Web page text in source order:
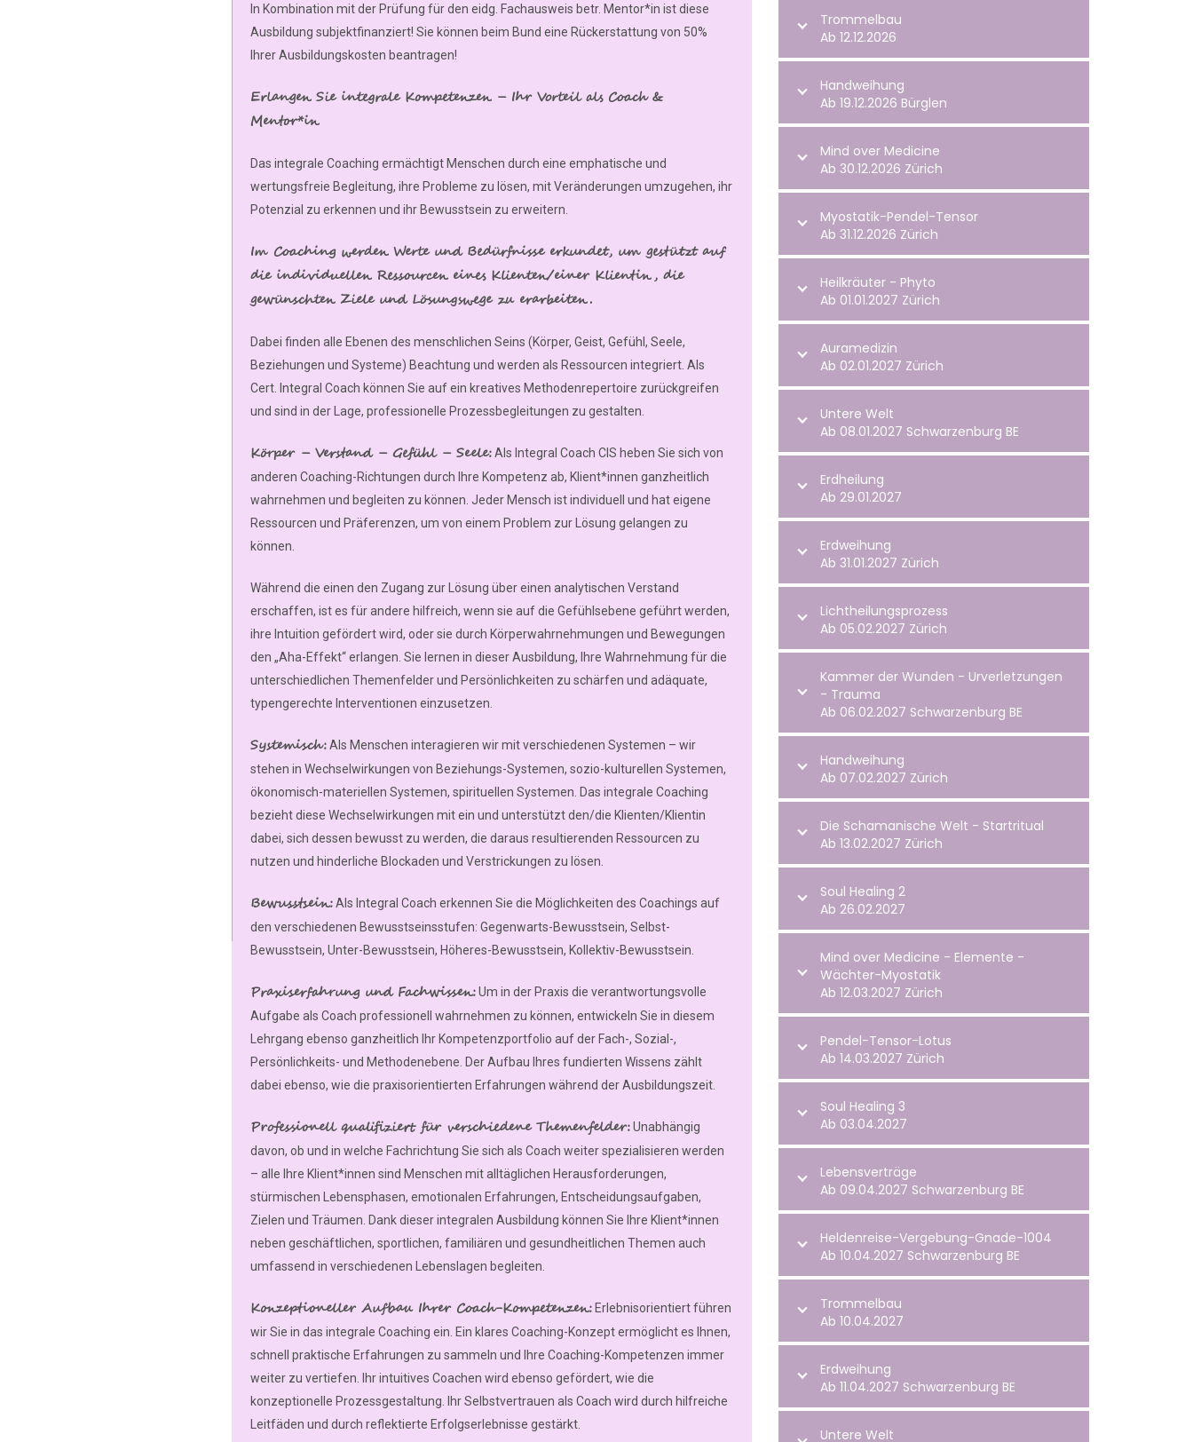
In Kombination mit der Prüfung für den eidg. Fachausweis betr. Mentor*in ist diese
Ausbildung subjektfinanziert! Sie können beim Bund eine Rückerstattung von 50%
Ihrer Ausbildungskosten beantragen!
Erlangen Sie integrale Kompetenzen – Ihr Vorteil als Coach &
Mentor*in
Das integrale Coaching ermächtigt Menschen durch eine emphatische und
wertungsfreie Begleitung, ihre Probleme zu lösen, mit Veränderungen umzugehen, ihr
Potenzial zu erkennen und ihr Bewusstsein zu erweitern.
Im Coaching werden Werte und Bedürfnisse erkundet, um gestützt auf
die individuellen Ressourcen eines Klienten/einer Klientin, die
gewünschten Ziele und Lösungswege zu erarbeiten.
Dabei finden alle Ebenen des menschlichen Seins (Körper, Geist, Gefühl, Seele,
Beziehungen und Systeme) Beachtung und werden als Ressourcen integriert. Als
Cert. Integral Coach können Sie auf ein kreatives Methodenrepertoire zurückgreifen
und sind in der Lage, professionelle Prozessbegleitungen zu gestalten.
Körper – Verstand – Gefühl – Seele:Als Integral Coach CIS heben Sie sich von
anderen Coaching-Richtungen durch Ihre Kompetenz ab, Klient*innen ganzheitlich
wahrnehmen und begleiten zu können. Jeder Mensch ist individuell und hat eigene
Ressourcen und Präferenzen, um von einem Problem zur Lösung gelangen zu
können.
Während die einen den Zugang zur Lösung über einen analytischen Verstand
erschaffen, ist es für andere hilfreich, wenn sie auf die Gefühlsebene geführt werden,
ihre Intuition gefördert wird, oder sie durch Körperwahrnehmungen und Bewegungen
den „Aha-Effekt“ erlangen. Sie lernen in dieser Ausbildung, Ihre Wahrnehmung für die
unterschiedlichen Themenfelder und Persönlichkeiten zu schärfen und adäquate,
typengerechte Interventionen einzusetzen.
Systemisch:Als Menschen interagieren wir mit verschiedenen Systemen – wir
stehen in Wechselwirkungen von Beziehungs-Systemen, sozio-kulturellen Systemen,
ökonomisch-materiellen Systemen, spirituellen Systemen. Das integrale Coaching
bezieht diese Wechselwirkungen mit ein und unterstützt den/die Klienten/Klientin
dabei, sich dessen bewusst zu werden, die daraus resultierenden Ressourcen zu
nutzen und hinderliche Blockaden und Verstrickungen zu lösen.
Bewusstsein:Als Integral Coach erkennen Sie die Möglichkeiten des Coachings auf
den verschiedenen Bewusstseinsstufen: Gegenwarts-Bewusstsein, Selbst-
Bewusstsein, Unter-Bewusstsein, Höheres-Bewusstsein, Kollektiv-Bewusstsein.
Praxiserfahrung und Fachwissen:Um in der Praxis die verantwortungsvolle
Aufgabe als Coach professionell wahrnehmen zu können, entwickeln Sie in diesem
Lehrgang ebenso ganzheitlich Ihr Kompetenzportfolio auf der Fach-, Sozial-,
Persönlichkeits- und Methodenebene. Der Aufbau Ihres fundierten Wissens zählt
dabei ebenso, wie die praxisorientierten Erfahrungen während der Ausbildungszeit.
Professionell qualifiziert für verschiedene Themenfelder:Unabhängig
davon, ob und in welche Fachrichtung Sie sich als Coach weiter spezialisieren werden
– alle Ihre Klient*innen sind Menschen mit alltäglichen Herausforderungen,
stürmischen Lebensphasen, emotionalen Erfahrungen, Entscheidungsaufgaben,
Zielen und Träumen. Dank dieser integralen Ausbildung können Sie Ihre Klient*innen
neben geschäftlichen, sportlichen, familiären und gesundheitlichen Themen auch
umfassend in verschiedenen Lebenslagen begleiten.
Konzeptioneller Aufbau Ihrer Coach-Kompetenzen: Erlebnisorientiert führen
wir Sie in das integrale Coaching ein. Ein klares Coaching-Konzept ermöglicht es Ihnen,
schnell praktische Erfahrungen zu sammeln und Ihre Coaching-Kompetenzen immer
weiter zu vertiefen. Ihr intuitives Coachen wird ebenso gefördert, wie die
konzeptionelle Prozessgestaltung. Ihr Selbstvertrauen als Coach wird durch hilfreiche
Leitfäden und durch reflektierte Erfolgserlebnisse gestärkt.
Trommelbau
Ab 12.12.2026
Handweihung
Ab 19.12.2026 Bürglen
Mind over Medicine
Ab 30.12.2026 Zürich
Myostatik-Pendel-Tensor
Ab 31.12.2026 Zürich
Heilkräuter - Phyto
Ab 01.01.2027 Zürich
Auramedizin
Ab 02.01.2027 Zürich
Untere Welt
Ab 08.01.2027 Schwarzenburg BE
Erdheilung
Ab 29.01.2027
Erdweihung
Ab 31.01.2027 Zürich
Lichtheilungsprozess
Ab 05.02.2027 Zürich
Kammer der Wunden - Urverletzungen
- Trauma
Ab 06.02.2027 Schwarzenburg BE
Handweihung
Ab 07.02.2027 Zürich
Die Schamanische Welt - Startritual
Ab 13.02.2027 Zürich
Soul Healing 2
Ab 26.02.2027
Mind over Medicine - Elemente -
Wächter-Myostatik
Ab 12.03.2027 Zürich
Pendel-Tensor-Lotus
Ab 14.03.2027 Zürich
Soul Healing 3
Ab 03.04.2027
Lebensverträge
Ab 09.04.2027 Schwarzenburg BE
Heldenreise-Vergebung-Gnade-1004
Ab 10.04.2027 Schwarzenburg BE
Trommelbau
Ab 10.04.2027
Erdweihung
Ab 11.04.2027 Schwarzenburg BE
Untere Welt